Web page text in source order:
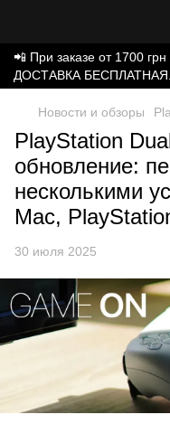
📲 При заказе от 1700
ДОСТАВКА
Новости и обзоры
PlayStation
обновление:
несколькими
Mac,
30 июля 2025